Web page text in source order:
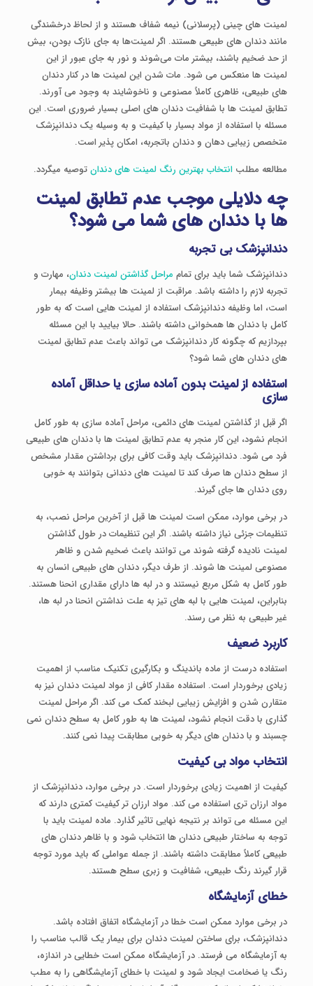
لمینت های چینی (پرسلانی) نیمه شفاف هستند و از لحاظ درخشندگی
مانند دندان های طبیعی هستند. اگر لمینت‌ها به جای نازک بودن، بیش
از حد ضخیم باشند، بیشتر مات می‌شوند و نور به جای عبور از این
لمینت ها منعکس می شود. مات شدن این لمینت ها در کنار دندان
های طبیعی، ظاهری کاملاً مصنوعی و ناخوشایند به وجود می آورند.
تطابق لمینت ها با شفافیت دندان های اصلی بسیار ضروری است. این
مسئله با استفاده از مواد بسیار با کیفیت و به وسیله یک دندانپزشک
متخصص زیبایی دهان و دندان باتجربه، امکان پذیر است.
مطالعه مطلب انتخاب بهترین رنگ لمینت های دندانتوصیه میگردد.
چه دلایلی موجب عدم تطابق لمینت
ها با دندان های شما می شود؟
دندانپزشک بی تجربه
دندانپزشک شما باید برای تمام مراحل گذاشتن لمینت دندان، مهارت و
تجربه لازم را داشته باشد. مراقبت از لمینت ها بیشتر وظیفه بیمار
است، اما وظیفه دندانپزشک استفاده از لمینت هایی است که به طور
کامل با دندان ها همخوانی داشته باشند. حالا بیایید با این مسئله
بپردازیم که چگونه کار دندانپزشک می تواند باعث عدم تطابق لمینت
های دندان های شما شود؟
استفاده از لمینت بدون آماده سازی یا حداقل آماده
سازی
اگر قبل از گذاشتن لمینت های دائمی، مراحل آماده سازی به طور کامل
انجام نشود، این کار منجر به عدم تطابق لمینت ها با دندان های طبیعی
فرد می شود. دندانپزشک باید وقت کافی برای برداشتن مقدار مشخص
از سطح دندان ها صرف کند تا لمینت های دندانی بتوانند به خوبی
روی دندان ها جای گیرند.
در برخی موارد، ممکن است لمینت ها قبل از آخرین مراحل نصب، به
تنظیمات جزئی نیاز داشته باشند. اگر این تنظیمات در طول گذاشتن
لمینت نادیده گرفته شوند می توانند باعث ضخیم شدن و ظاهر
مصنوعی لمینت ها شوند. از طرف دیگر، دندان های طبیعی انسان به
طور کامل به شکل مربع نیستند و در لبه ها دارای مقداری انحنا هستند.
بنابراین، لمینت هایی با لبه های تیز به علت نداشتن انحنا در لبه ها،
غیر طبیعی به نظر می رسند.
کاربرد ضعیف
استفاده درست از ماده باندینگ و بکارگیری تکنیک مناسب از اهمیت
زیادی برخوردار است. استفاده مقدار کافی از مواد لمینت دندان نیز به
متقارن شدن و افزایش زیبایی لبخند کمک می کند. اگر مراحل لمینت
گذاری با دقت انجام نشود، لمینت ها به طور کامل به سطح دندان نمی
چسبند و با دندان های دیگر به خوبی مطابقت پیدا نمی کنند.
انتخاب مواد بی کیفیت
کیفیت از اهمیت زیادی برخوردار است. در برخی موارد، دندانپزشک از
مواد ارزان تری استفاده می کند. مواد ارزان تر کیفیت کمتری دارند که
این مسئله می تواند بر نتیجه نهایی تاثیر گذارد. ماده لمینت باید با
توجه به ساختار طبیعی دندان ها انتخاب شود و با ظاهر دندان های
طبیعی کاملاً مطابقت داشته باشند. از جمله عواملی که باید مورد توجه
قرار گیرند رنگ طبیعی، شفافیت و زبری سطح هستند.
خطای آزمایشگاه
در برخی موارد ممکن است خطا در آزمایشگاه اتفاق افتاده باشد.
دندانپزشک، برای ساختن لمینت دندان برای بیمار یک قالب مناسب را
به آزمایشگاه می فرستد. در آزمایشگاه ممکن است خطایی در اندازه،
رنگ یا ضخامت ایجاد شود و لمینت با خطای آزمایشگاهی را به مطب